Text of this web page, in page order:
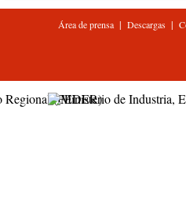
Área de prensa| Descargas|